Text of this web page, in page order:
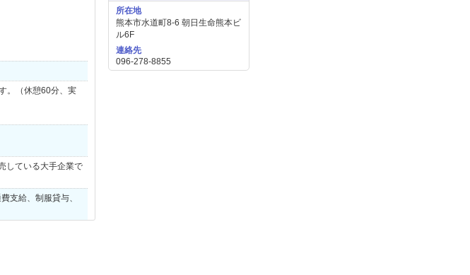
。（休憩60分、実
している大手企業で
支給、制服貸与、
所在地
熊本市水道町8-6 朝日生命熊本ビ
ル6F
連絡先
096-278-8855